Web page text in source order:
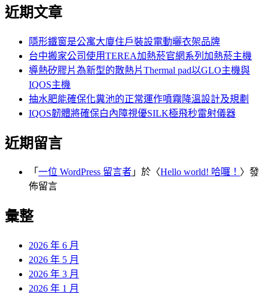
近期文章
隱形鐵窗是公寓大廈住戶裝設電動曬衣架品牌
台中搬家公司使用TEREA加熱菸官網系列加熱菸主機
導熱矽膠片為新型的散熱片Thermal pad以GLO主機與
IQOS主機
抽水肥能確保化糞池的正常運作噴霧降溫設計及規劃
IQOS韌體將確保白內障視優SILK極飛秒雷射儀器
近期留言
「 一位 WordPress 留言者 」於〈Hello world! 哈囉！ 〉發
佈留言
彙整
2026 年 6 月
2026 年 5 月
2026 年 3 月
2026 年 1 月